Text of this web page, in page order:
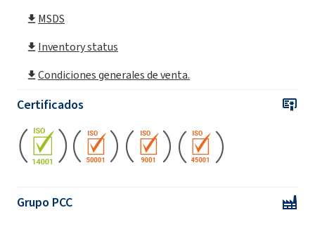
MSDS
Inventory status
Condiciones generales de venta.
Certificados
Grupo PCC